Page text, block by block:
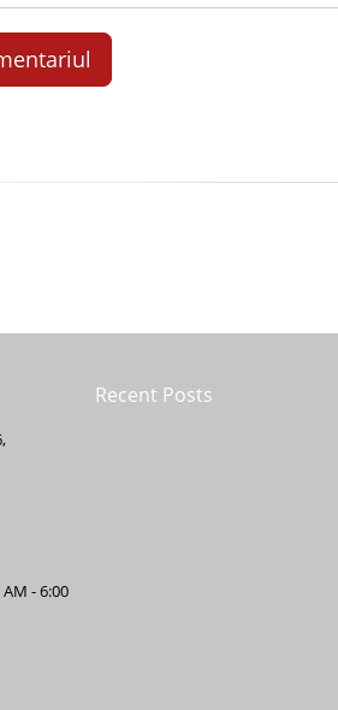
- 6:00
Recent Posts